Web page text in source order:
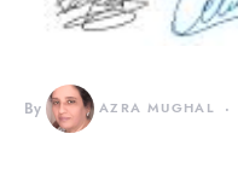
By AZRA MUGHAL